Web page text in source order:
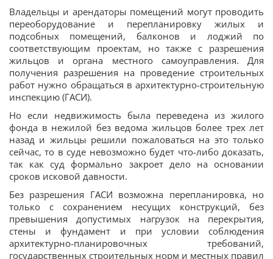
Владельцы и арендаторы помещений могут проводить
переоборудование и перепланировку жилых и
подсобных помещений, балконов и лоджий по
соответствующим проектам, но также с разрешения
жильцов и органа местного самоуправления. Для
получения разрешения на проведение строительных
работ нужно обращаться в архитектурно-строительную
инспекцию (ГАСИ).
Но если недвижимость была переведена из жилого
фонда в нежилой без ведома жильцов более трех лет
назад и жильцы решили пожаловаться на это только
сейчас, то в суде невозможно будет что-либо доказать,
так как суд формально закроет дело на основании
сроков исковой давности.
Без разрешения ГАСИ возможна перепланировка, но
только с сохранением несущих конструкций, без
превышения допустимых нагрузок на перекрытия,
стены и фундамент и при условии соблюдения
архитектурно-планировочных требований,
государственных строительных норм и местных правил